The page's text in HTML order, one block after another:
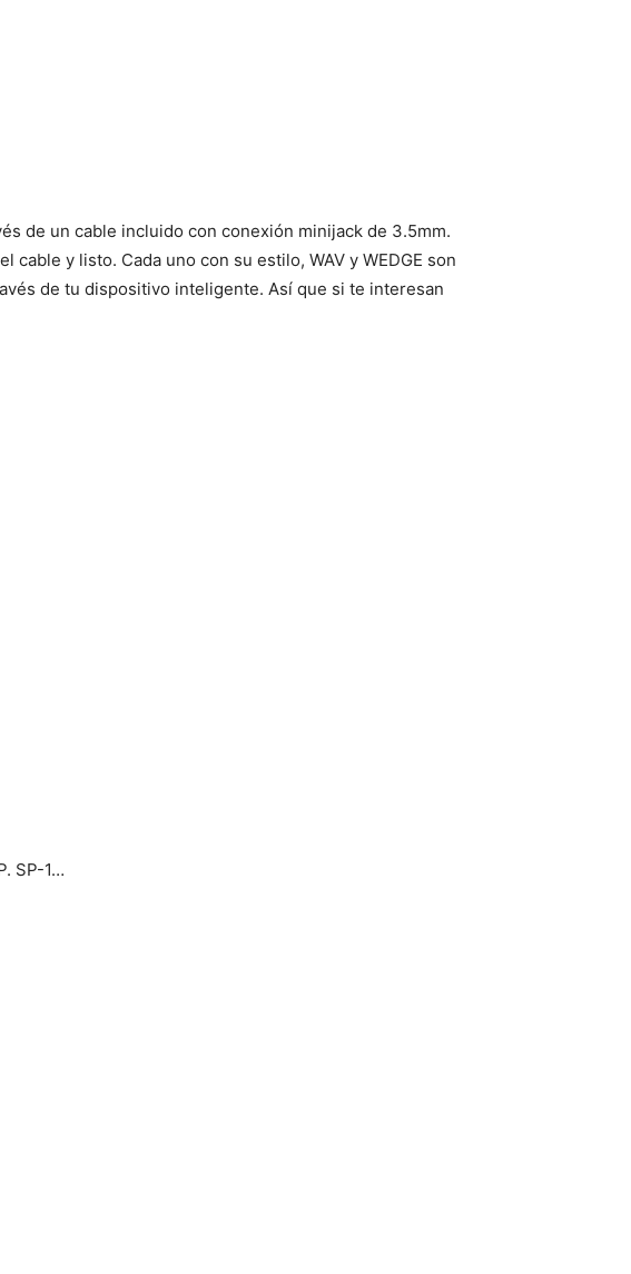
de un cable incluido con conexión minijack de 3.5mm.
y listo. Cada uno con su estilo, WAV y WEDGE son
de tu dispositivo inteligente. Así que si te interesan
SP-1…